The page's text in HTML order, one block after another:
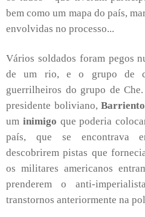
bem como um mapa do país,
envolvidas no processo...
Vários soldados foram pegos
de um rio, e o grupo de
guerrilheiros do grupo de
presidente boliviano,
um inimigo que poderia
país, que se encontrava
descobrirem pistas que
os militares americanos
prenderem o anti-
transtornos anteriormente na